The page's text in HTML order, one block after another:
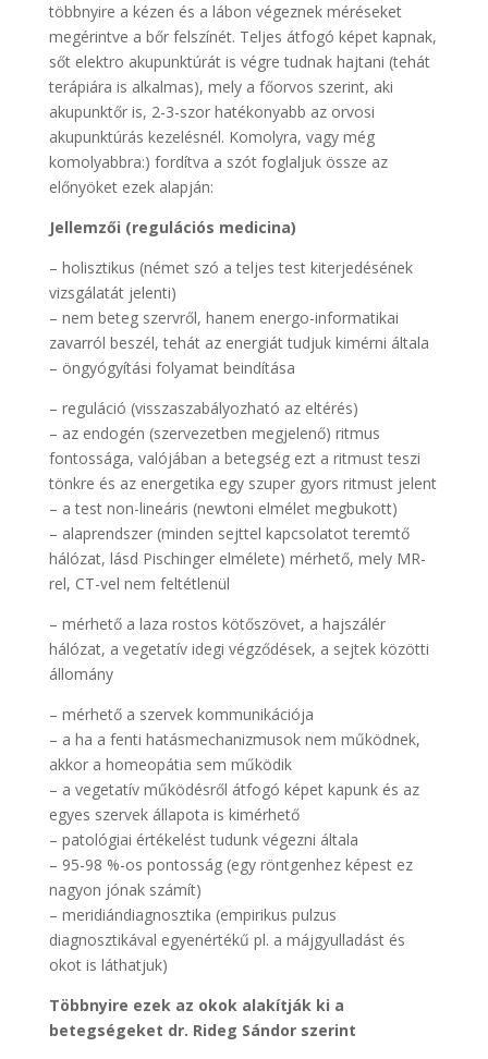
többnyire a kézen és a lábon végeznek méréseket
megérintve a bőr felszínét. Teljes átfogó képet kapnak,
sőt elektro akupunktúrát is végre tudnak hajtani (tehát
terápiára is alkalmas), mely a főorvos szerint, aki
akupunktőr is, 2-3-szor hatékonyabb az orvosi
akupunktúrás kezelésnél. Komolyra, vagy még
komolyabbra:) fordítva a szót foglaljuk össze az
előnyöket ezek alapján:
Jellemzői (regulációs medicina)
– holisztikus (német szó a teljes test kiterjedésének
vizsgálatát jelenti)
– nem beteg szervről, hanem energo-informatikai
zavarról beszél, tehát az energiát tudjuk kimérni általa
– öngyógyítási folyamat beindítása
– reguláció (visszaszabályozható az eltérés)
– az endogén (szervezetben megjelenő) ritmus
fontossága, valójában a betegség ezt a ritmust teszi
tönkre és az energetika egy szuper gyors ritmust jelent
– a test non-lineáris (newtoni elmélet megbukott)
– alaprendszer (minden sejttel kapcsolatot teremtő
hálózat, lásd Pischinger elmélete) mérhető, mely MR-
rel, CT-vel nem feltétlenül
– mérhető a laza rostos kötőszövet, a hajszálér
hálózat, a vegetatív idegi végződések, a sejtek közötti
állomány
– mérhető a szervek kommunikációja
– a ha a fenti hatásmechanizmusok nem működnek,
akkor a homeopátia sem működik
– a vegetatív működésről átfogó képet kapunk és az
egyes szervek állapota is kimérhető
– patológiai értékelést tudunk végezni általa
– 95-98 %-os pontosság (egy röntgenhez képest ez
nagyon jónak számít)
– meridiándiagnosztika (empirikus pulzus
diagnosztikával egyenértékű pl. a májgyulladást és
okot is láthatjuk)
Többnyire ezek az okok alakítják ki a
betegségeket dr. Rideg Sándor szerint